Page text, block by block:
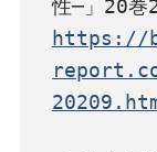
https://